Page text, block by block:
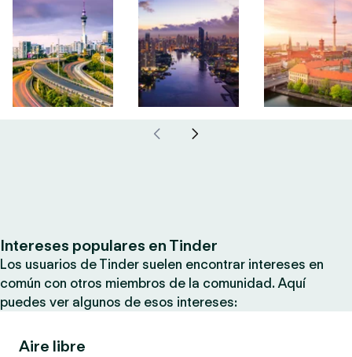
Intereses populares en Tinder
Los usuarios de Tinder suelen encontrar intereses en
común con otros miembros de la comunidad. Aquí
puedes ver algunos de esos intereses:
Aire libre